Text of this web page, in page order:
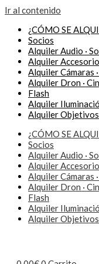
Ir al contenido
¿CÓMO SE
Socios
Alquiler Audio ·
Alquiler
Alquiler Cámaras
Alquiler Dron ·
Flash
Alquiler
Alquiler Objetivos
¿CÓMO SE
Socios
Alquiler Audio ·
Alquiler
Alquiler Cámaras
Alquiler Dron ·
Flash
Alquiler
Alquiler Objetivos